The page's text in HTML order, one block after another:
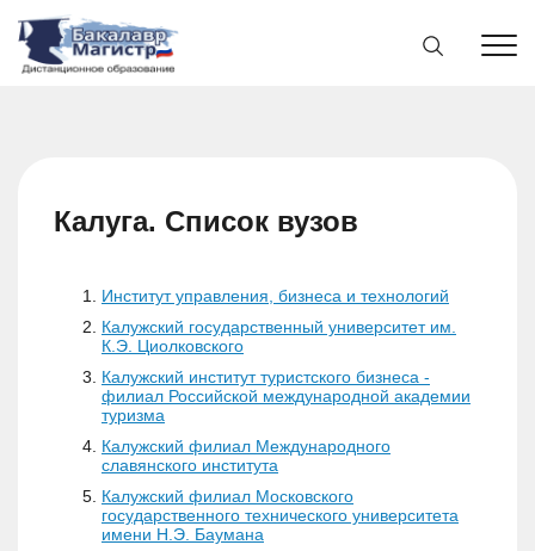
Калуга. Список вузов
Институт управления, бизнеса и технологий
Калужский государственный университет им.
К.Э. Циолковского
Калужский институт туристского бизнеса -
филиал Российской международной академии
туризма
Калужский филиал Международного
славянского института
Калужский филиал Московского
государственного технического университета
имени Н.Э. Баумана